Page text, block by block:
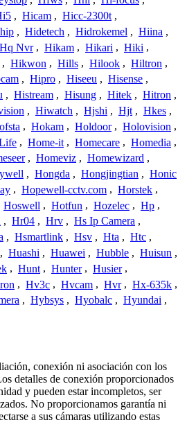
, Hicam , Hicc-2300t ,
, Hidetech , Hidrokemel , Hiina ,
Nvr , Hikam , Hikari , Hiki ,
, Hikwon , Hills , Hilook , Hiltron ,
, Hipro , Hiseeu , Hisense ,
, Histream , Hisung , Hitek , Hitron ,
, Hiwatch , Hjshi , Hjt , Hkes ,
, Hokam , Holdoor , Holovision ,
, Home-it , Homecare , Homedia ,
, Homeviz , Homewizard ,
, Hongda , Hongjingtian , Honic
, Hopewell-cctv.com , Horstek ,
Hoswell , Hotfun , Hozelec , Hp ,
, Hr04 , Hrv , Hs Ip Camera ,
, Hsmartlink , Hsv , Hta , Htc ,
, Huashi , Huawei , Hubble , Huisun ,
, Hunt , Hunter , Husier ,
, Hv3c , Hvcam , Hvr , Hx-635k ,
, Hybsys , Hyobalc , Hyundai ,
conexión ni asociación con los
detalles de conexión proporcionados
y pueden estar incompletos, ser
No proporcionamos garantía ni
a sus cámaras utilizando estas